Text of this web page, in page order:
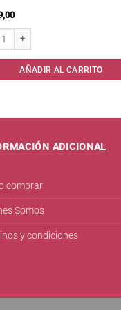
AÑADIR AL CARRITO
ADICIONAL
comprar
Somos
y condiciones